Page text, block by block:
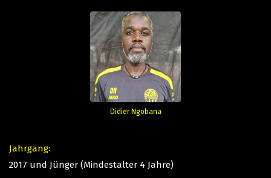
Didier Ngobana
Jahrgang:
2017 und Jünger (Mindestalter 4 Jahre)